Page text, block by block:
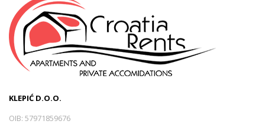
KLEPIĆ D.O.O.
OIB: 57971859676